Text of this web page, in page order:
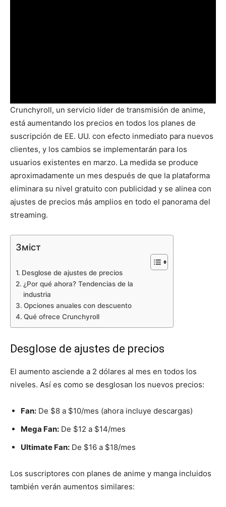
Crunchyroll, un servicio líder de transmisión de anime,
está aumentando los precios en todos los planes de
suscripción de EE. UU. con efecto inmediato para nuevos
clientes, y los cambios se implementarán para los
usuarios existentes en marzo. La medida se produce
aproximadamente un mes después de que la plataforma
eliminara su nivel gratuito con publicidad y se alinea con
ajustes de precios más amplios en todo el panorama del
streaming.
Зміст
Desglose de ajustes de precios
¿Por qué ahora? Tendencias de la
industria
Opciones anuales con descuento
Qué ofrece Crunchyroll
Desglose de ajustes de precios
El aumento asciende a 2 dólares al mes en todos los
niveles. Así es como se desglosan los nuevos precios:
Fan: De $8 a $10/mes (ahora incluye descargas)
Mega Fan: De $12 a $14/mes
Ultimate Fan: De $16 a $18/mes
Los suscriptores con planes de anime y manga incluidos
también verán aumentos similares: